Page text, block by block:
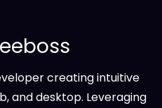
creating intuitive
and desktop. Leveraging